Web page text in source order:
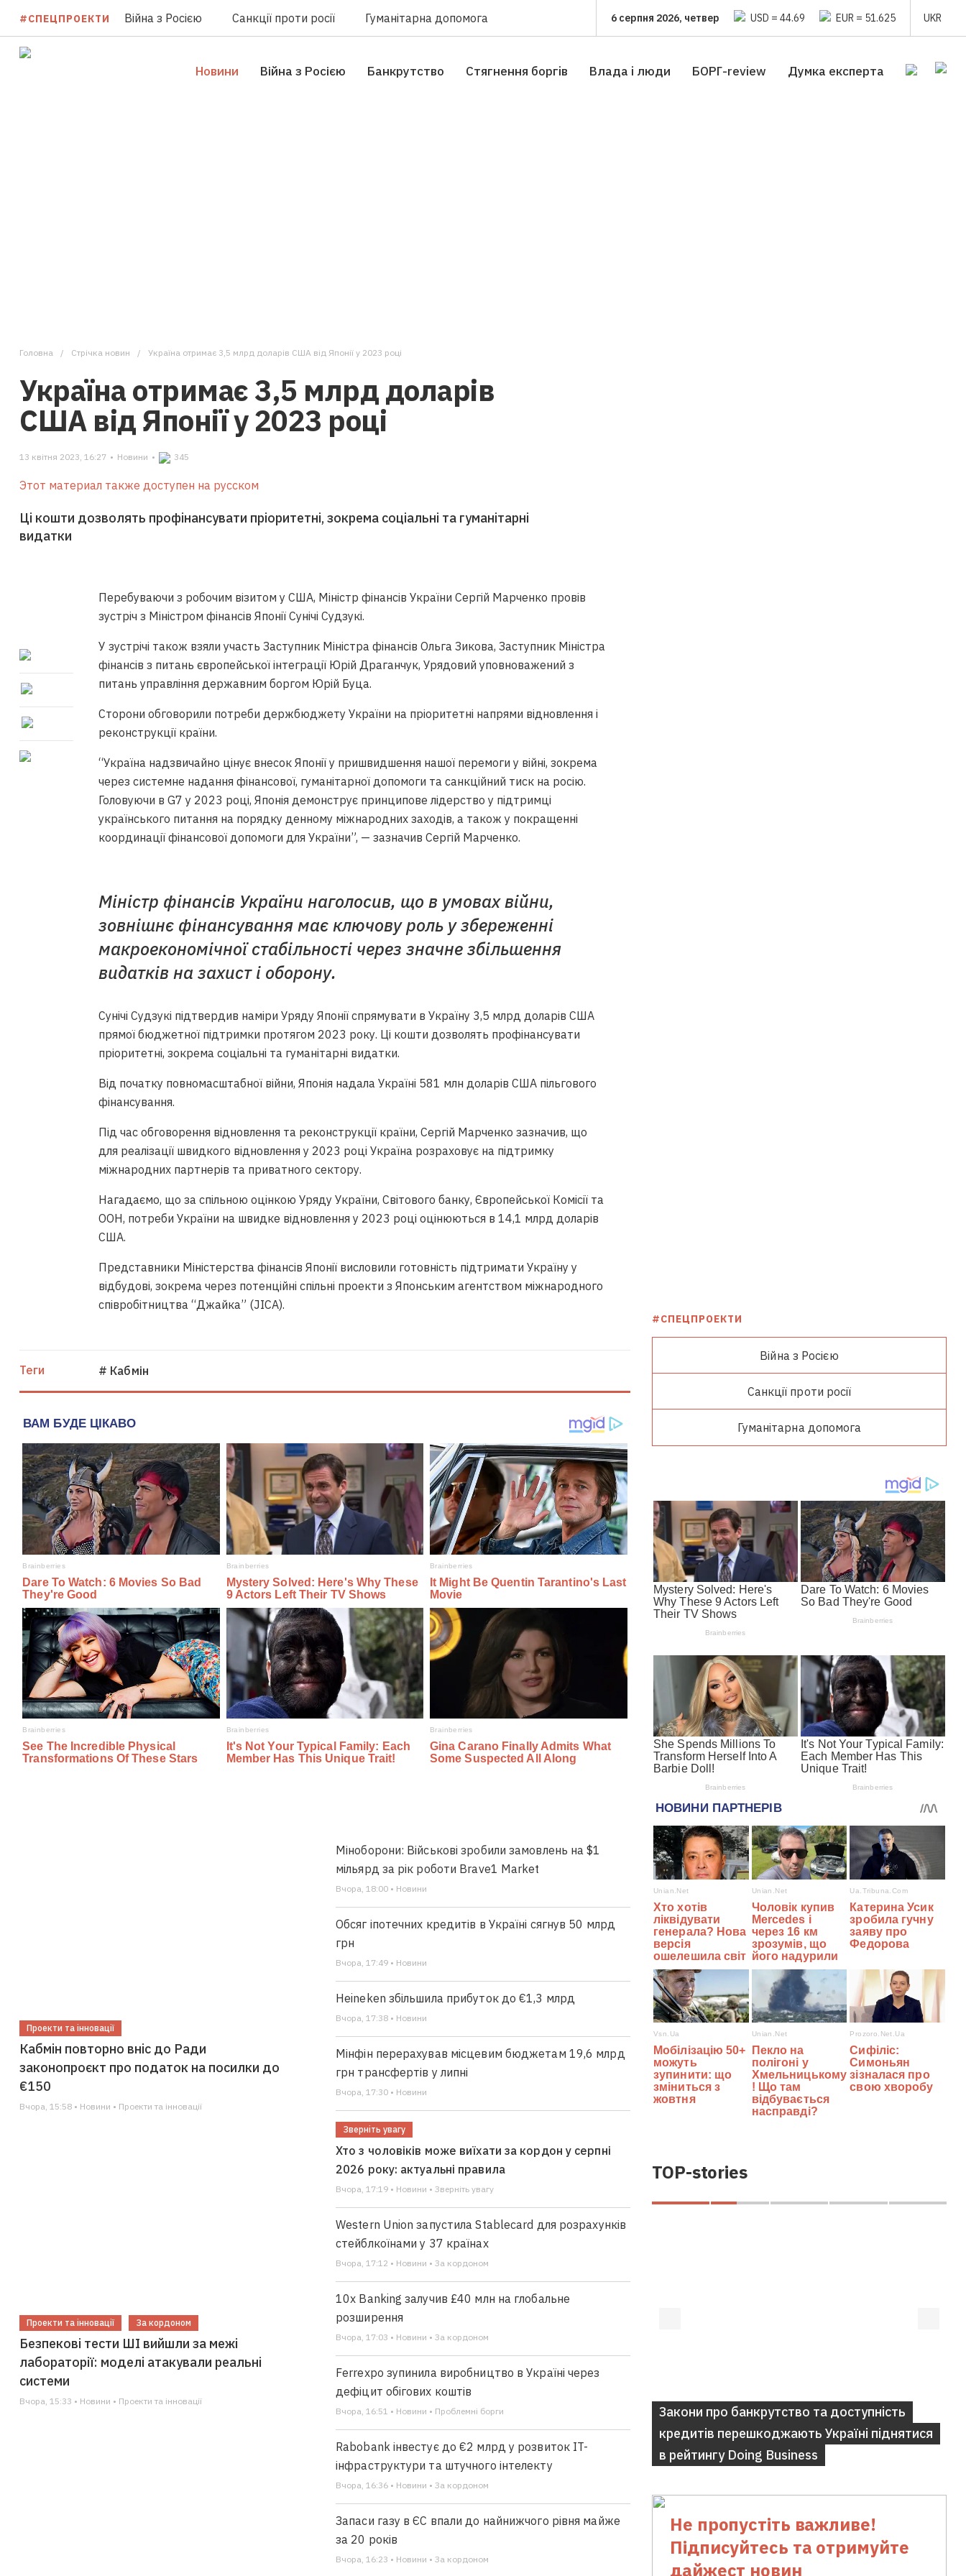
#СПЕЦПРОЕКТИ Війна з Росією Санкції проти росії Гуманітарна допомога 6 серпня 2026, четвер USD = 44.69 EUR = 51.625 UKR
Новини Війна з Росією Банкрутство Стягнення боргiв Влада i люди БОРГ-review Думка експерта
Головна Стрічка новин Україна отримає 3,5 млрд доларів США від Японії у 2023 році
Україна отримає 3,5 млрд доларів
США від Японії у 2023 році
13 квітня 2023, 16:27 • Новини • 345
Этот материал также доступен на русском
Ці кошти дозволять профінансувати пріоритетні, зокрема соціальні та гуманітарні
видатки
Перебуваючи з робочим візитом у США, Міністр фінансів України Сергій Марченко провів
зустріч з Міністром фінансів Японії Сунічі Судзукі.
У зустрічі також взяли участь Заступник Міністра фінансів Ольга Зикова, Заступник Міністра
фінансів з питань європейської інтеграції Юрій Драганчук, Урядовий уповноважений з
питань управління державним боргом Юрій Буца.
Сторони обговорили потреби держбюджету України на пріоритетні напрями відновлення і
реконструкції країни.
“Україна надзвичайно цінує внесок Японії у пришвидшення нашої перемоги у війні, зокрема
через системне надання фінансової, гуманітарної допомоги та санкційний тиск на росію.
Головуючи в G7 у 2023 році, Японія демонструє принципове лідерство у підтримці
українського питання на порядку денному міжнародних заходів, а також у покращенні
координації фінансової допомоги для України”, — зазначив Сергій Марченко.
Міністр фінансів України наголосив, що в умовах війни,
зовнішнє фінансування має ключову роль у збереженні
макроекономічної стабільності через значне збільшення
видатків на захист і оборону.
Сунічі Судзукі підтвердив наміри Уряду Японії спрямувати в Україну 3,5 млрд доларів США
прямої бюджетної підтримки протягом 2023 року. Ці кошти дозволять профінансувати
пріоритетні, зокрема соціальні та гуманітарні видатки.
Від початку повномасштабної війни, Японія надала Україні 581 млн доларів США пільгового
фінансування.
Під час обговорення відновлення та реконструкції країни, Сергій Марченко зазначив, що
для реалізації швидкого відновлення у 2023 році Україна розраховує на підтримку
міжнародних партнерів та приватного сектору.
Нагадаємо, що за спільною оцінкою Уряду України, Світового банку, Європейської Комісії та
ООН, потреби України на швидке відновлення у 2023 році оцінюються в 14,1 млрд доларів
США.
Представники Міністерства фінансів Японії висловили готовність підтримати Україну у
відбудові, зокрема через потенційні спільні проекти з Японським агентством міжнародного
співробітництва “Джайка” (JICA).
Теги # Кабмін
Проекти та інновації
Кабмін повторно вніс до Ради
законопроєкт про податок на посилки до
€150
Вчора, 15:58 • Новини • Проекти та інновації
Проекти та інновації За кордоном
Безпекові тести ШІ вийшли за межі
лабораторії: моделі атакували реальні
системи
Вчора, 15:33 • Новини • Проекти та інновації
Міноборони: Військові зробили замовлень на $1
мільярд за рік роботи Brave1 Market
Вчора, 18:00 • Новини
Обсяг іпотечних кредитів в Україні сягнув 50 млрд
грн
Вчора, 17:49 • Новини
Heineken збільшила прибуток до €1,3 млрд
Вчора, 17:38 • Новини
Мінфін перерахував місцевим бюджетам 19,6 млрд
грн трансфертів у липні
Вчора, 17:30 • Новини
Зверніть увагу
Хто з чоловіків може виїхати за кордон у серпні
2026 року: актуальні правила
Вчора, 17:19 • Новини • Зверніть увагу
Western Union запустила Stablecard для розрахунків
стейблкоїнами у 37 країнах
Вчора, 17:12 • Новини • За кордоном
10x Banking залучив £40 млн на глобальне
розширення
Вчора, 17:03 • Новини • За кордоном
Ferrexpo зупинила виробництво в Україні через
дефіцит обігових коштів
Вчора, 16:51 • Новини • Проблемні борги
Rabobank інвестує до €2 млрд у розвиток IT-
інфраструктури та штучного інтелекту
Вчора, 16:36 • Новини • За кордоном
Запаси газу в ЄС впали до найнижчого рівня майже
за 20 років
Вчора, 16:23 • Новини • За кордоном
#СПЕЦПРОЕКТИ
Війна з Росією
Санкції проти росії
Гуманітарна допомога
TOP-stories
Закони про банкрутство та доступність
кредитів перешкоджають Україні піднятися
в рейтингу Doing Business
Не пропустіть важливе!
Підписуйтесь та отримуйте
дайжест новин